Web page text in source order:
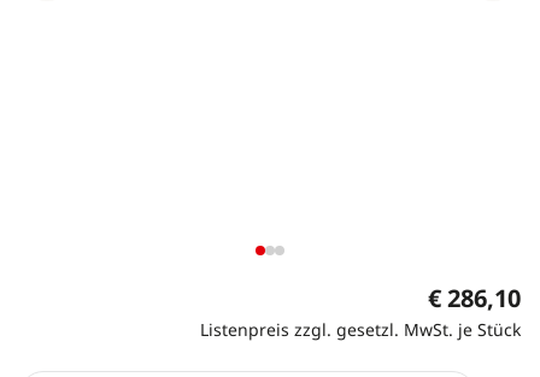
€ 286,10
Listenpreis zzgl. gesetzl. MwSt. je Stück